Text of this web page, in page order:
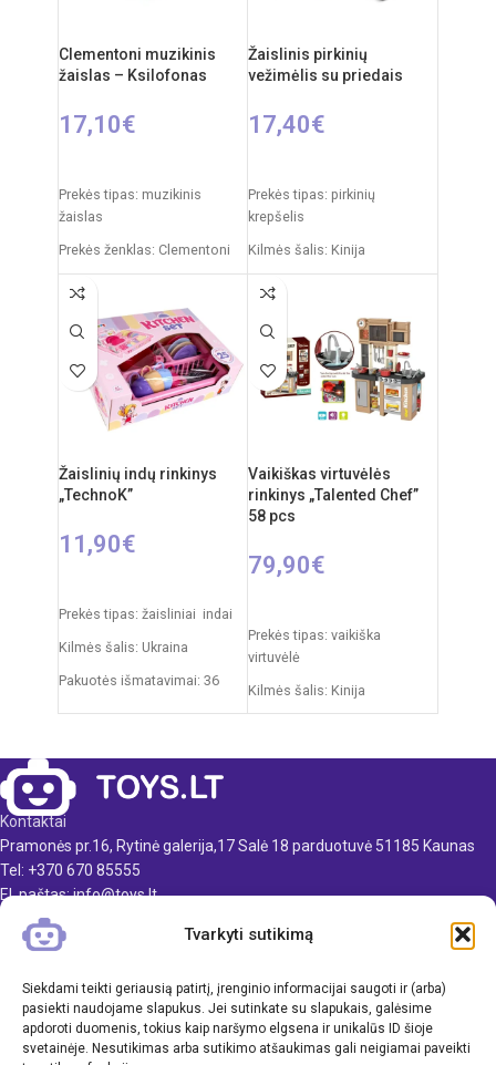
Tvarkyti sutikimą
Siekdami teikti geriausią patirtį, įrenginio informacijai saugoti ir (arba)
pasiekti naudojame slapukus. Jei sutinkate su slapukais, galėsime
apdoroti duomenis, tokius kaip naršymo elgsena ir unikalūs ID šioje
svetainėje. Nesutikimas arba sutikimo atšaukimas gali neigiamai paveikti
Rekomenduojamas amžius:
Elementai: 3 x AA
(nepridedamos)
Clementoni muzikinis
žaislas – Ksilofonas
17,10€
Prekės tipas: muzikinis
žaislas
Prekės ženklas: Clementoni
Kilmės šalis: Italija
Pakuotės išmatavimai: 5 x 31
x 21 cm
Rekomenduojamas amžius:
nuo 18 mėnesių
Žaislinis pirkinių
vežimėlis su priedais
17,40€
Prekės tipas: pirkinių
krepšelis
Kilmės šalis: Kinija
Pakuotės išmatavimai: 33 x 9
x 45 cm
Produkto išmatavimai: 26 x
36 x 45 cm
Produkto medžiaga: plastikas
Žaislinių indų rinkinys
„TechnoK”
11,90€
Prekės tipas: žaisliniai indai
Kilmės šalis: Ukraina
Pakuotės išmatavimai: 36
Produkto medžiaga: plastikas
Rekomenduojamas amžius:
nuo 3 metų
Vaikiškas virtuvėlės
rinkinys „Talented Chef”
58 pcs
79,90€
Prekės tipas: vaikiška
virtuvėlė
Kilmės šalis: Kinija
(nepridedamos)
Kontaktai
Pramonės pr.16, Rytinė galerija,17 Salė 18 parduotuvė 51185 Kaunas
Tel: +370 670 85555
El. paštas: info@toys.lt
TOYS.LT
KLIENTAMS
INFORMACIJA